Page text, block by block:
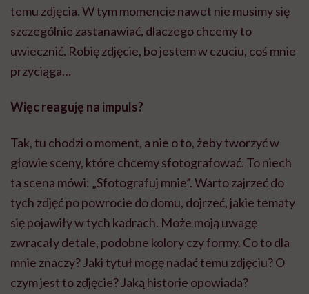
temu zdjęcia. W tym momencie nawet nie musimy się
szczególnie zastanawiać, dlaczego chcemy to
uwiecznić. Robię zdjęcie, bo jestem w czuciu, coś mnie
przyciąga…
Więc reaguję na impuls?
Tak, tu chodzi o moment, a nie o to, żeby tworzyć w
głowie sceny, które chcemy sfotografować. To niech
ta scena mówi: „Sfotografuj mnie”. Warto zajrzeć do
tych zdjęć po powrocie do domu, dojrzeć, jakie tematy
się pojawiły w tych kadrach. Może moją uwagę
zwracały detale, podobne kolory czy formy. Co to dla
mnie znaczy? Jaki tytuł mogę nadać temu zdjęciu? O
czym jest to zdjęcie? Jaką historie opowiada?